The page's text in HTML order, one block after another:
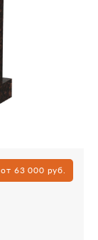
от 63 000 руб.